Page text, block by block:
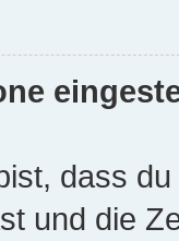
dass
und die